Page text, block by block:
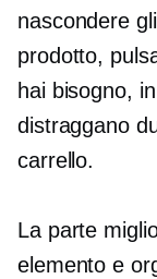
nascondere
prodotto,
hai bisogno,
distraggano
carrello.
La parte
elemento e